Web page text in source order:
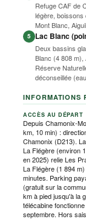
Refuge CAF de
légère,
Mont Blanc,
5 Lac Blanc
Deux bassins
Blanc (4 808
Réserve
déconseillée
INFORMATIONS
ACCÈS AU DÉPART
Depuis Chamonix-
km, 10 min) :
Chamonix (D213).
La Flégère (environ
en 2025) relie Les
La Flégère (1 894
minutes. Parking
(gratuit sur la
km à pied jusqu'à la
télécabine
septembre. Hors